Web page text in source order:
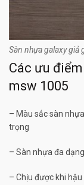
Sàn nhựa galaxy giả
Các ưu
msw 1005
– Màu sắc sàn
trọng
– Sàn nhựa đa
– Chịu được khi